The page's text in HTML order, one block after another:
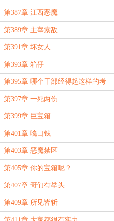
第387章 江西恶魔
第389章 主宰索敌
第391章 坏女人
第393章 箱仔
第395章 哪个干部经得起这样的考
验？
第397章 一死两伤
第399章 巨宝箱
第401章 噙口钱
第403章 恶魔禁区
第405章 你的宝箱呢？
第407章 哥们有拳头
第409章 所见皆斩